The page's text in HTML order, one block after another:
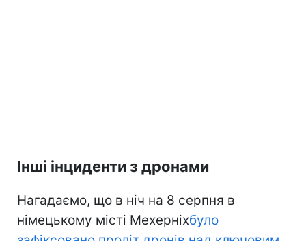
Інші інциденти з дронами
Нагадаємо, що в ніч на 8 серпня в
німецькому місті Мехерніхбуло